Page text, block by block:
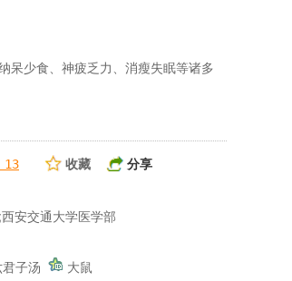
呆少食、神疲乏力、消瘦失眠等诸多
13 收藏
分享
安交通大学医学部
子汤
大鼠